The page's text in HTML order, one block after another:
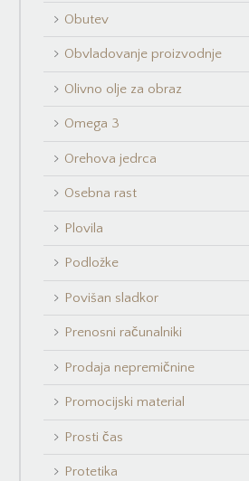
Obutev
Obvladovanje proizvodnje
Olivno olje za obraz
Omega 3
Orehova jedrca
Osebna rast
Plovila
Podložke
Povišan sladkor
Prenosni računalniki
Prodaja nepremičnine
Promocijski material
Prosti čas
Protetika